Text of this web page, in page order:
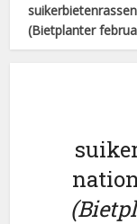
(Bietplanter